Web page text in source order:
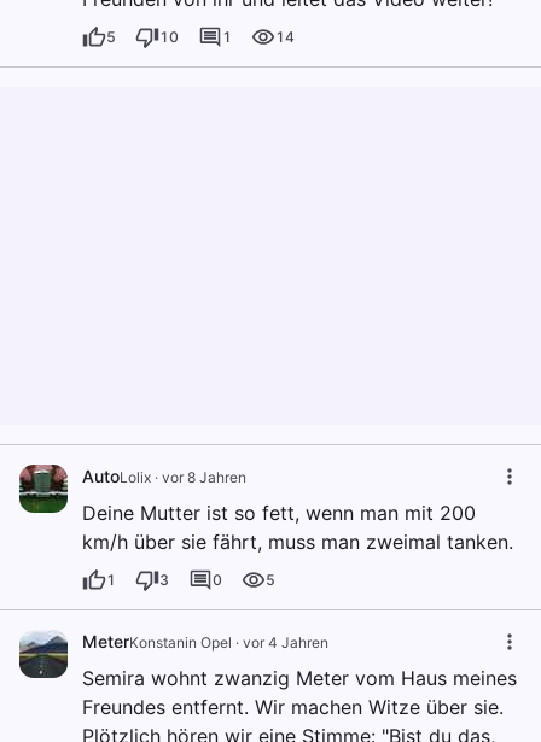
5 10 1 14
AutoLolix · vor 8 Jahren
Deine Mutter ist so fett, wenn man mit 200
km/h über sie fährt, muss man zweimal tanken.
1 3 0 5
MeterKonstanin Opel · vor 4 Jahren
Semira wohnt zwanzig Meter vom Haus meines
Freundes entfernt. Wir machen Witze über sie.
Plötzlich hören wir eine Stimme: "Bist du das,